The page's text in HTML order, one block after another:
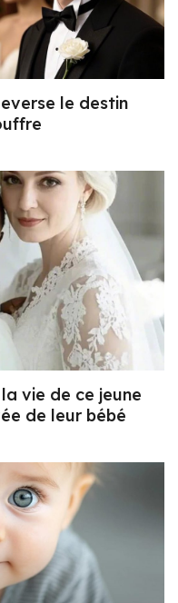
le destin
vie de ce jeune
de leur bébé